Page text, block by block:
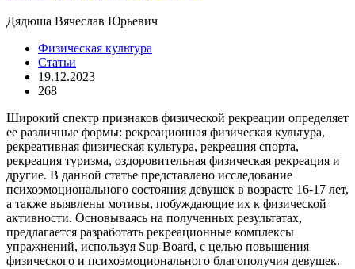
Дядюша Вячеслав Юрьевич
Физическая культура
Статьи
19.12.2023
268
Широкий спектр признаков физической рекреации определяет
ее различные формы: рекреационная физическая культура,
рекреативная физическая культура, рекреация спорта,
рекреация туризма, оздоровительная физическая рекреация и
другие. В данной статье представлено исследование
психоэмоционального состояния девушек в возрасте 16-17 лет,
а также выявлены мотивы, побуждающие их к физической
активности. Основываясь на полученных результатах,
предлагается разработать рекреационные комплексы
упражнений, используя Sup-Board, с целью повышения
физического и психоэмоционального благополучия девушек.